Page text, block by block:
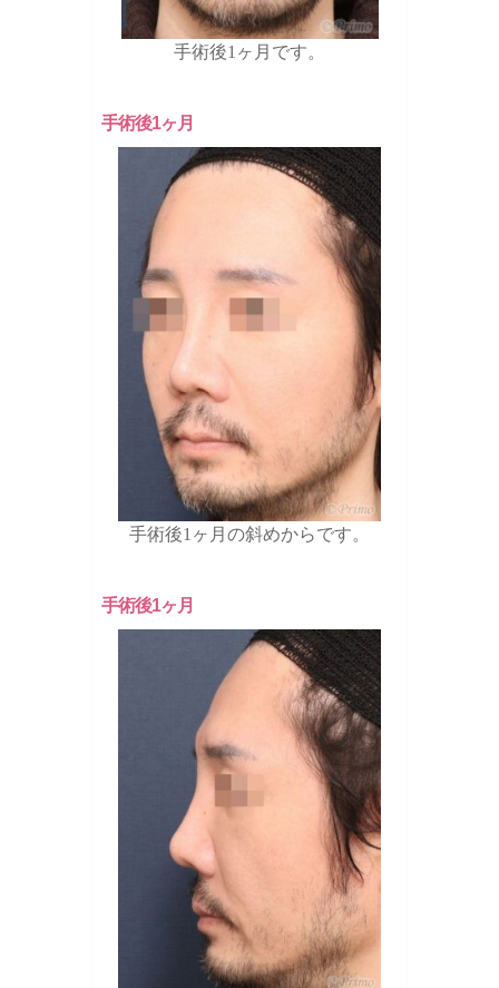
手術後1ヶ月です。
手術後1ヶ月
手術後1ヶ月の斜めからです。
手術後1ヶ月